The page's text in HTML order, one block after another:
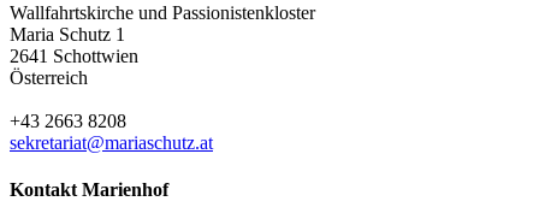
Wallfahrtskirche und Passionistenkloster
Maria Schutz 1
2641 Schottwien
Österreich
+43 2663 8208
sekretariat@mariaschutz.at
Kontakt Marienhof